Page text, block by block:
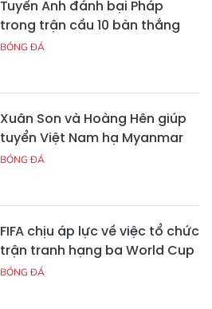
Tuyển Anh đánh bại Pháp
trong trận cầu 10 bàn thắng
BÓNG ĐÁ
Xuân Son và Hoàng Hên giúp
tuyển Việt Nam hạ Myanmar
BÓNG ĐÁ
FIFA chịu áp lực về việc tổ chức
trận tranh hạng ba World Cup
BÓNG ĐÁ